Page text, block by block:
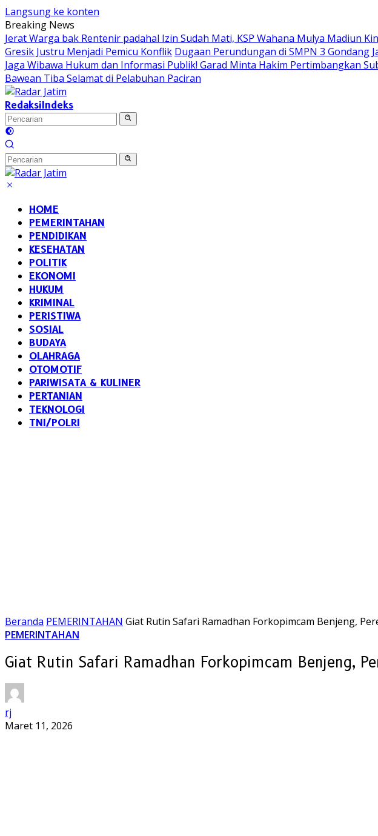
Langsung ke konten
Breaking News
Jerat Warga bak Rentenir padahal Izin Sudah Mati, KSP Wahana Mulya Madiun
Gresik Justru Menjadi Pemicu Konflik Dugaan Perundungan di SMPN 3 Gondang
Jaga Wibawa Hukum dan Informasi Publik! Garad Minta Hakim Pertimbangkan
Bawean Tiba Selamat di Pelabuhan Paciran
RedaksiIndeks
HOME
PEMERINTAHAN
PENDIDIKAN
KESEHATAN
POLITIK
EKONOMI
HUKUM
KRIMINAL
PERISTIWA
SOSIAL
BUDAYA
OLAHRAGA
OTOMOTIF
PARIWISATA & KULINER
PERTANIAN
TEKNOLOGI
TNI/POLRI
Beranda PEMERINTAHAN Giat Rutin Safari Ramadhan Forkopimcam Benjeng,
PEMERINTAHAN
Giat Rutin Safari Ramadhan Forkopimcam Benjeng,
rj
Maret 11, 2026